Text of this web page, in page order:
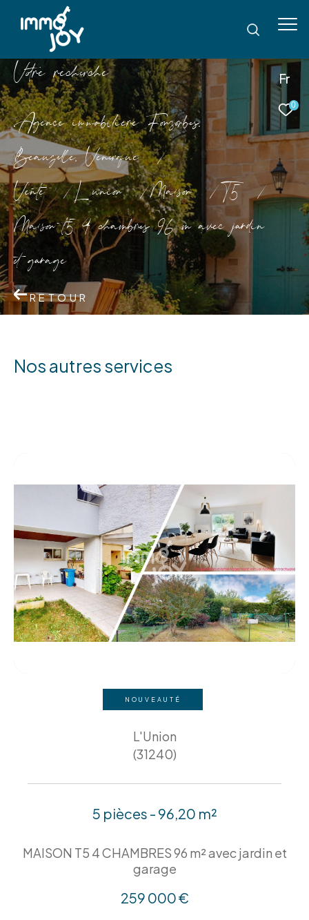
Fr
0
Vore recece
Agence immobilière Fonsorbes,
Beauzelle, Venerque
Vente
L union Maison
T5
Maison t5 4 chambres 96 m avec jardin
et garage
RETOUR
nos autres services
NOUVEAUTÉ
L'Union
(31240)
5 pièces - 96,20 m²
MAISON T5 4 CHAMBRES 96 m² avec jardin et
garage
259 000 €